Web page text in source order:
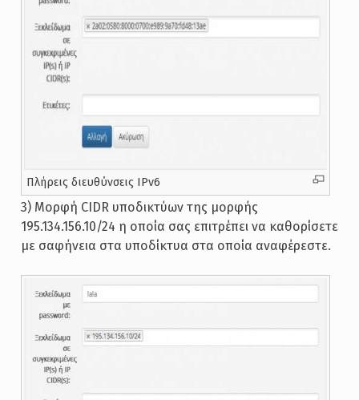
Πλήρεις διευθύνσεις IPv6
3) Μορφή CIDR υποδικτύων της μορφής
195.134.156.10/24 η οποία σας επιτρέπει να καθορίσετε
με σαφήνεια στα υποδίκτυα στα οποία αναφέρεστε.